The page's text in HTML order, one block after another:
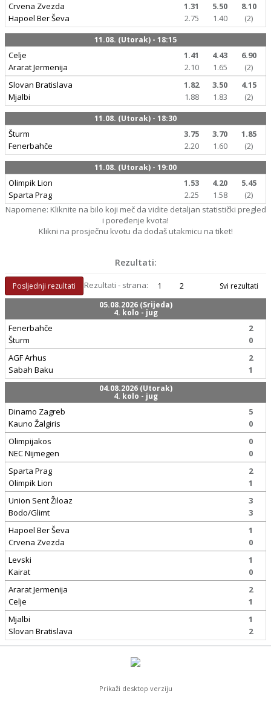
Crvena Zvezda
Hapoel Ber Ševa
1.31 5.50
8.10
2.75
1.40 (2)
11.08. (Utorak) - 18:15
Celje
Ararat Jermenija
1.41 4.43
6.90
2.10
1.65
(2)
Slovan Bratislava
Mjalbi
1.82 3.50
4.15
1.88
1.83 (2)
11.08. (Utorak) - 18:30
Šturm
Fenerbahče
3.75 3.70
1.85
2.20
1.60 (2)
11.08. (Utorak) - 19:00
Olimpik Lion
Sparta Prag
1.53 4.20
5.45
2.25
1.58
(2)
Napomene: Kliknite na bilo koji meč da vidite detaljan statistički pregled
i poređenje kvota!
Klikni na prosječnu kvotu da dodaš utakmicu na tiket!
Rezultati:
Posljednji rezultati Rezultati - strana: 1 2
Svi rezultati
05.08.2026 (Srijeda)
4. kolo - jug
Fenerbahče
Šturm
2
0
AGF Arhus
Sabah Baku
2
1
04.08.2026 (Utorak)
4. kolo - jug
Dinamo Zagreb
Kauno Žalgiris
5
0
Olimpijakos
NEC Nijmegen
0
0
Sparta Prag
Olimpik Lion
2
1
Union Sent Žiloaz
Bodo/Glimt
3
3
Hapoel Ber Ševa
Crvena Zvezda
1
0
Levski
Kairat
1
0
Ararat Jermenija
Celje
2
1
Mjalbi
Slovan Bratislava
1
2
Prikaži desktop verziju